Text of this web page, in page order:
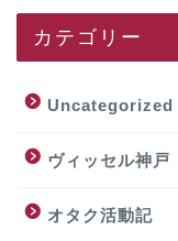
カテゴリー
Uncategorized
ヴィッセル神戸
オタク活動記